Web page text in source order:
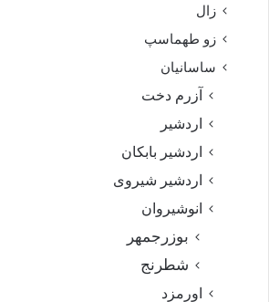
زال
زو طهماسپ‏
ساسانیان
آزرم دخت
اردشیر
اردشیر بابکان
اردشیر شیروی
انوشیروان
بوزرجمهر
شطرنج
اورمزد